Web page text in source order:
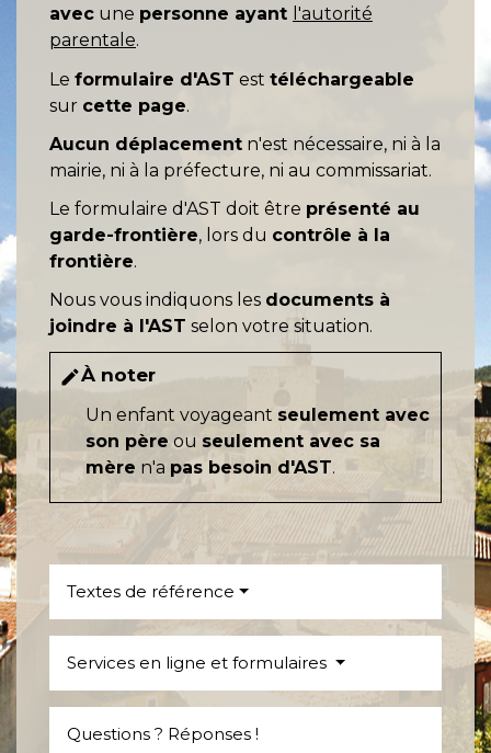
avec une personne ayant l'autorité
parentale.
Le formulaire d'AST est téléchargeable
sur cette page.
Aucun déplacement n'est nécessaire, ni à la
mairie, ni à la préfecture, ni au commissariat.
Le formulaire d'AST doit être présenté au
garde-frontière, lors du contrôle à la
frontière.
Nous vous indiquons les documents à
joindre à l'AST selon votre situation.
editÀ noter
Un enfant voyageant seulement avec
son père ou seulement avec sa
mère n'a pas besoin d'AST.
Textes de référence
Services en ligne et formulaires
Questions ? Réponses !